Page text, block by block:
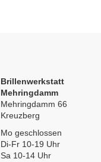
Brillenwerkstatt
Mehringdamm
Mehringdamm 66
Kreuzberg
Mo geschlossen
Di-Fr 10-19 Uhr
Sa 10-14 Uhr